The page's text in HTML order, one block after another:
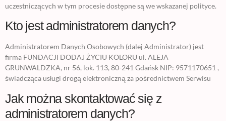
uczestniczących w tym procesie dostępne są we wskazanej polityce.
Kto jest administratorem danych?
Administratorem Danych Osobowych (dalej Administrator) jest
firma FUNDACJI DODAJ ŻYCIU KOLORU ul. ALEJA
GRUNWALDZKA, nr 56, lok. 113, 80-241 Gdańsk NIP: 9571170651 ,
świadcząca usługi drogą elektroniczną za pośrednictwem Serwisu
Jak można skontaktować się z
administratorem danych?